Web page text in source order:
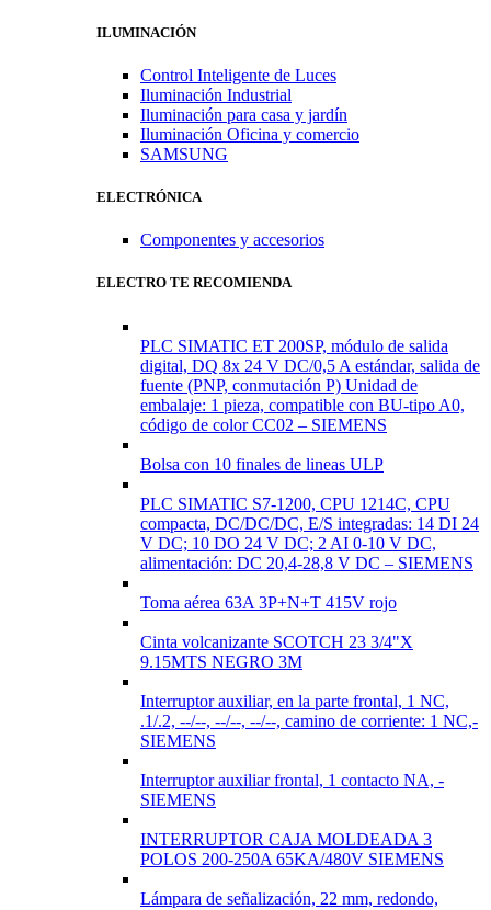
ILUMINACIÓN
Control Inteligente de Luces
Iluminación Industrial
Iluminación para casa y jardín
Iluminación Oficina y comercio
SAMSUNG
ELECTRÓNICA
Componentes y accesorios
ELECTRO TE RECOMIENDA
PLC SIMATIC ET 200SP, módulo de salida
digital, DQ 8x 24 V DC/0,5 A estándar, salida de
fuente (PNP, conmutación P) Unidad de
embalaje: 1 pieza, compatible con BU-tipo A0,
código de color CC02 – SIEMENS
Bolsa con 10 finales de lineas ULP
PLC SIMATIC S7-1200, CPU 1214C, CPU
compacta, DC/DC/DC, E/S integradas: 14 DI 24
V DC; 10 DO 24 V DC; 2 AI 0-10 V DC,
alimentación: DC 20,4-28,8 V DC – SIEMENS
Toma aérea 63A 3P+N+T 415V rojo
Cinta volcanizante SCOTCH 23 3/4"X
9.15MTS NEGRO 3M
Interruptor auxiliar, en la parte frontal, 1 NC,
.1/.2, --/--, --/--, --/--, camino de corriente: 1 NC,-
SIEMENS
Interruptor auxiliar frontal, 1 contacto NA, -
SIEMENS
INTERRUPTOR CAJA MOLDEADA 3
POLOS 200-250A 65KA/480V SIEMENS
Lámpara de señalización, 22 mm, redondo,